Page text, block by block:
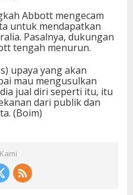
Abbott mengecam
untuk mendapatkan
Pasalnya, dukungan
tengah menurun.
upaya yang akan
mau mengusulkan
jual diri seperti itu, itu
dari publik dan
(Boim)